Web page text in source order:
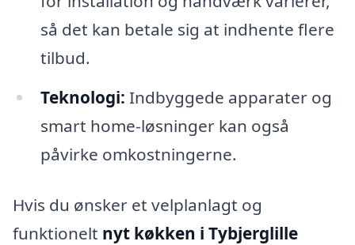
så det kan betale sig at indhente flere
tilbud.
Teknologi: Indbyggede apparater og
smart home-løsninger kan også
påvirke omkostningerne.
Hvis du ønsker et velplanlagt og
funktionelt nyt køkken i Tybjerglille